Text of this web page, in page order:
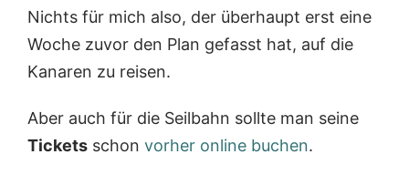
Nichts für mich also, der überhaupt erst eine
Woche zuvor den Plan gefasst hat, auf die
Kanaren zu reisen.
Aber auch für die Seilbahn sollte man seine
Tickets schon vorher online buchen.